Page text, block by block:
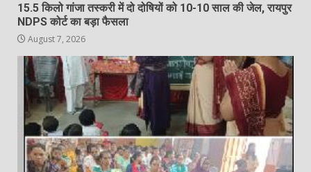
15.5 किलो गांजा तस्करी में दो दोषियों को 10-10 साल की जेल, रायपुर
NDPS कोर्ट का बड़ा फैसला
August 7, 2026